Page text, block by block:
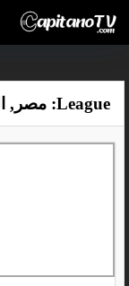
League: مصر,